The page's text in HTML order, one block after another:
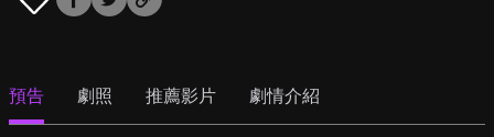
預告 劇照 推薦影片 劇情介紹